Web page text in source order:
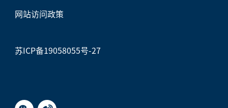
网站访问政策
苏ICP备19058055号-27